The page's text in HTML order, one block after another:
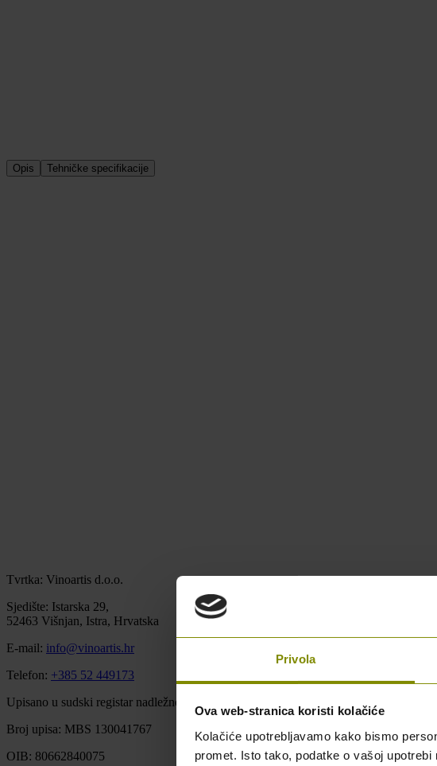
Privola
Ova web-stranica koristi kolačiće
Kolačiće upotrebljavamo kako bismo
promet. Isto tako, podatke o vašoj
Opis Tehničke specifikacije
Tvrtka: Vinoartis d.o.o.
Sjedište: Istarska 29,
52463 Višnjan, Istra, Hrvatska
E-mail: info@vinoartis.hr
Telefon: +385 52 449173
Upisano u sudski registar nadležnog trgovačkog suda u Pazinu u Republici Hrvatskoj
Broj upisa: MBS 130041767
OIB: 80662840075